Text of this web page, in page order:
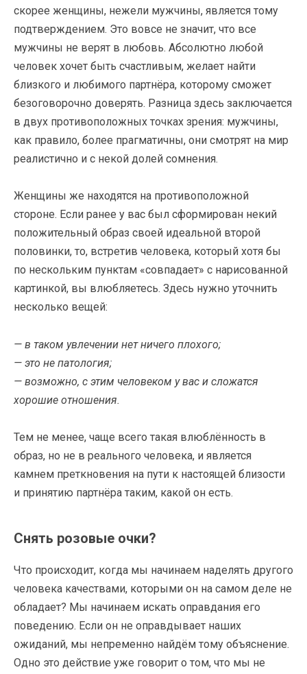
скорее женщины, нежели мужчины, является тому
подтверждением. Это вовсе не значит, что все
мужчины не верят в любовь. Абсолютно любой
человек хочет быть счастливым, желает найти
близкого и любимого партнёра, которому сможет
безоговорочно доверять. Разница здесь заключается
в двух противоположных точках зрения: мужчины,
как правило, более прагматичны, они смотрят на мир
реалистично и с некой долей сомнения.
Женщины же находятся на противоположной
стороне. Если ранее у вас был сформирован некий
положительный образ своей идеальной второй
половинки, то, встретив человека, который хотя бы
по нескольким пунктам «совпадает» с нарисованной
картинкой, вы влюбляетесь. Здесь нужно уточнить
несколько вещей:
— в таком увлечении нет ничего плохого;
— это не патология;
— возможно, с этим человеком у вас и сложатся
хорошие отношения.
Тем не менее, чаще всего такая влюблённость в
образ, но не в реального человека, и является
камнем преткновения на пути к настоящей близости
и принятию партнёра таким, какой он есть.
Снять розовые очки?
Что происходит, когда мы начинаем наделять другого
человека качествами, которыми он на самом деле не
обладает? Мы начинаем искать оправдания его
поведению. Если он не оправдывает наших
ожиданий, мы непременно найдём тому объяснение.
Одно это действие уже говорит о том, что мы не